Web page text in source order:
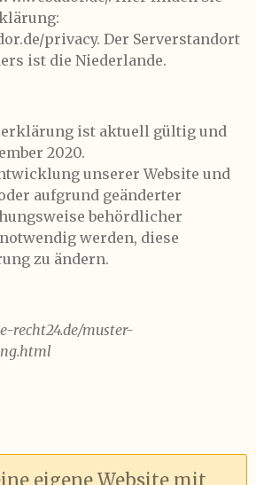
privacy. Der Serverstandort
ist die Niederlande.
ist aktuell gültig und
2020.
unserer Website und
aufgrund geänderter
behördlicher
werden, diese
zu ändern.
recht24.de/muster-
eigene Website mit